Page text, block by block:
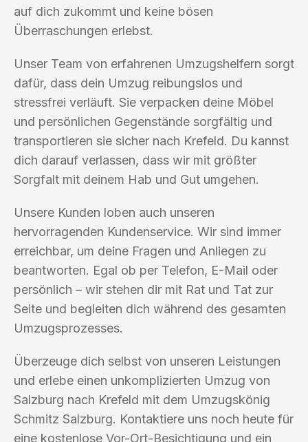
auf dich zukommt und keine bösen
Überraschungen erlebst.
Unser Team von erfahrenen Umzugshelfern sorgt
dafür, dass dein Umzug reibungslos und
stressfrei verläuft. Sie verpacken deine Möbel
und persönlichen Gegenstände sorgfältig und
transportieren sie sicher nach Krefeld. Du kannst
dich darauf verlassen, dass wir mit größter
Sorgfalt mit deinem Hab und Gut umgehen.
Unsere Kunden loben auch unseren
hervorragenden Kundenservice. Wir sind immer
erreichbar, um deine Fragen und Anliegen zu
beantworten. Egal ob per Telefon, E-Mail oder
persönlich – wir stehen dir mit Rat und Tat zur
Seite und begleiten dich während des gesamten
Umzugsprozesses.
Überzeuge dich selbst von unseren Leistungen
und erlebe einen unkomplizierten Umzug von
Salzburg nach Krefeld mit dem Umzugskönig
Schmitz Salzburg. Kontaktiere uns noch heute für
eine kostenlose Vor-Ort-Besichtigung und ein